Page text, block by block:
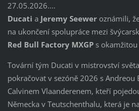
27.05.2026....
Ducati a Jeremy Seeweroznámili,
na ukončení spolupráce mezi
Red Bull Factory MXGPs okamžitou
Tovární tým Ducati v mistrovství
pokračovat v sezóně 2026 s Andreou
Calvinem Vlaanderenem, kteří
Německa v Teutschenthalu, která je